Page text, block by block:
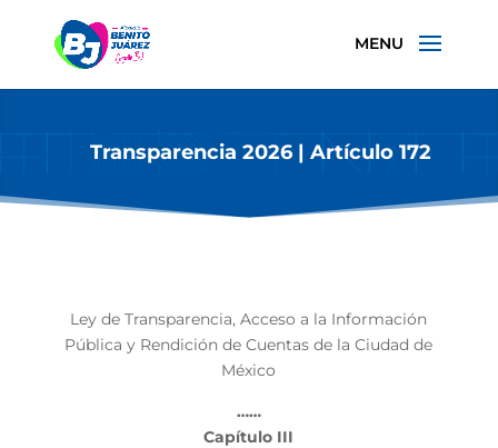
Transparencia 2026 | Artículo 172
Ley de Transparencia, Acceso a la Información
Pública y Rendición de Cuentas de la Ciudad de
México
……
Capítulo III